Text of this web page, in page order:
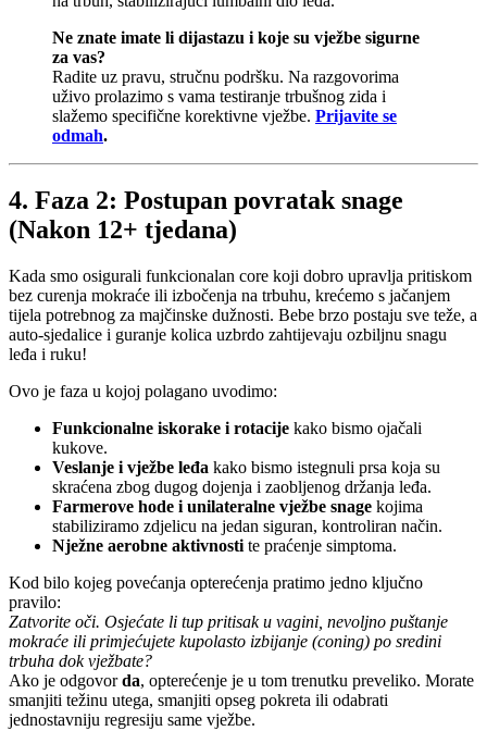
Ne znate imate li dijastazu i koje su vježbe sigurne
za vas?
Radite uz pravu, stručnu podršku. Na razgovorima
uživo prolazimo s vama testiranje trbušnog zida i
slažemo specifične korektivne vježbe. Prijavite se
odmah.
4. Faza 2: Postupan povratak snage
(Nakon 12+ tjedana)
Kada smo osigurali funkcionalan core koji dobro upravlja pritiskom
bez curenja mokraće ili izbočenja na trbuhu, krećemo s jačanjem
tijela potrebnog za majčinske dužnosti. Bebe brzo postaju sve teže, a
auto-sjedalice i guranje kolica uzbrdo zahtijevaju ozbiljnu snagu
leđa i ruku!
Ovo je faza u kojoj polagano uvodimo:
Funkcionalne iskorake i rotacije kako bismo ojačali
kukove.
Veslanje i vježbe leđa kako bismo istegnuli prsa koja su
skraćena zbog dugog dojenja i zaobljenog držanja leđa.
Farmerove hode i unilateralne vježbe snage kojima
stabiliziramo zdjelicu na jedan siguran, kontroliran način.
Nježne aerobne aktivnosti te praćenje simptoma.
Kod bilo kojeg povećanja opterećenja pratimo jedno ključno
pravilo:
Zatvorite oči. Osjećate li tup pritisak u vagini, nevoljno puštanje
mokraće ili primjećujete kupolasto izbijanje (coning) po sredini
trbuha dok vježbate?
Ako je odgovorda, opterećenje je u tom trenutku preveliko. Morate
smanjiti težinu utega, smanjiti opseg pokreta ili odabrati
jednostavniju regresiju same vježbe.